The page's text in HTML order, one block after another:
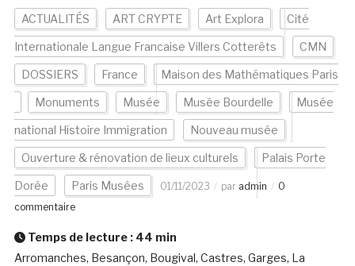
ACTUALITÉS ART CRYPTE Art Explora Cité
Internationale Langue Francaise Villers Cotterêts CMN
DOSSIERS France Maison des Mathématiques Paris
Monuments Musée Musée Bourdelle Musée
national Histoire Immigration Nouveau musée
Ouverture & rénovation de lieux culturels Palais Porte
Dorée Paris Musées 01/11/2023 par admin
0
commentaire
Temps de lecture : 44 min
Arromanches, Besançon, Bougival, Castres, Garges, La